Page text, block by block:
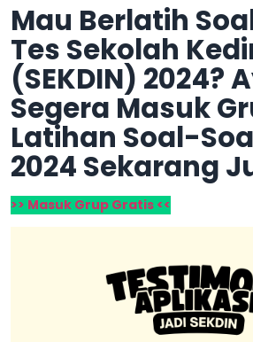
Mau Berlatih
Tes Sekolah
(SEKDIN) 2024?
Segera Masuk
Latihan Soal-
2024 Sekarang
>> Masuk Grup Gratis <<